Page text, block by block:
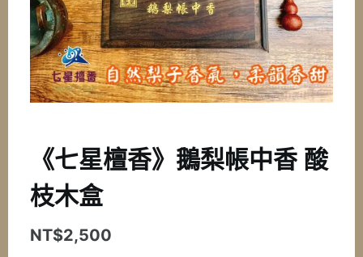
《七星檀香》鵝梨帳中香 酸
枝木盒
NT$2,500